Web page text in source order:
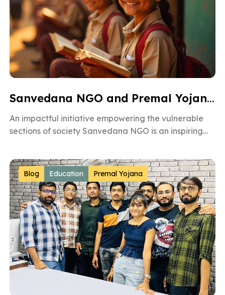
Sanvedana NGO and Premal Yojana: A Model of Social Service
An impactful initiative empowering the vulnerable
sections of society Sanvedana NGO is an inspiring
Blog Education Premal Yojana